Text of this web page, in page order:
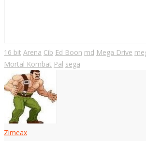
16 bit Arena Cib Ed Boon md Mega Drive
Mortal Kombat Pal sega
Zimeax